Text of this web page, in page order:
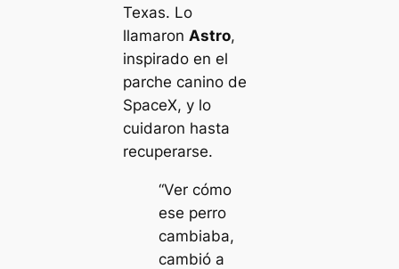
Texas. Lo
llamaron Astro,
inspirado en el
parche canino de
SpaceX, y lo
cuidaron hasta
recuperarse.
“Ver cómo
ese perro
cambiaba,
cambió a